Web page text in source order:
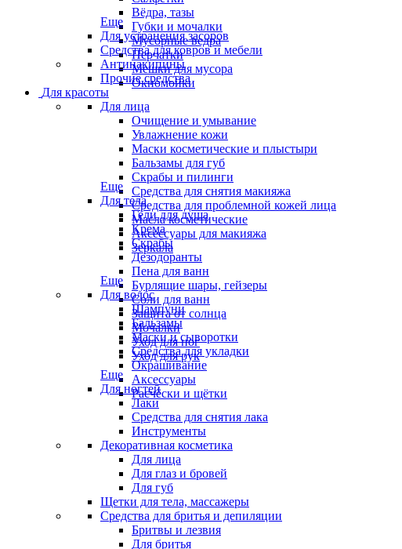
Вёдра, тазы
Губки и мочалки
Мусорные ведра
Перчатки
Мешки для мусора
Окномойки
Еще
Для устранения засоров
Средства для ковров и мебели
Антинакипины
Прочие средства
Для красоты
Для лица
Очищение и умывание
Увлажнение кожи
Маски косметические и плыстыри
Бальзамы для губ
Скрабы и пилинги
Средства для снятия макияжа
Средства для проблемной кожей лица
Масла косметические
Аксессуары для макияжа
Зеркала
Еще
Для тела
Гели для душа
Крема
Скрабы
Дезодоранты
Пена для ванн
Бурлящие шары, гейзеры
Соли для ванн
Защита от солнца
Мочалки
Уход для ног
Уход для рук
Еще
Для волос
Шампуни
Бальзамы
Маски и сыворотки
Средства для укладки
Окрашивание
Аксессуары
Расчёски и щётки
Еще
Для ногтей
Лаки
Средства для снятия лака
Инструменты
Декоративная косметика
Для лица
Для глаз и бровей
Для губ
Щетки для тела, массажеры
Средства для бритья и депиляции
Бритвы и лезвия
Для бритья